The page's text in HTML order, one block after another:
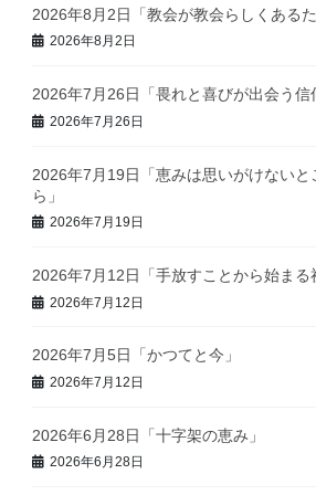
2026年8月2日「教会が教会らしくあるた
2026年8月2日
2026年7月26日「畏れと喜びが出会う信
2026年7月26日
2026年7月19日「恵みは思いがけないと
ら」
2026年7月19日
2026年7月12日「手放すことから始まる
2026年7月12日
2026年7月5日「かつてと今」
2026年7月12日
2026年6月28日「十字架の恵み」
2026年6月28日